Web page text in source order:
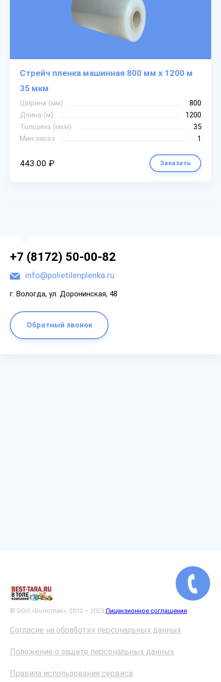
Стрейч пленка машинная 800 мм х 1200 м
35 мкм
Ширина (мм)
800
Длина (м)
1200
Толщина (мкм)
35
Мин.заказ
1
443.00 ₽ Заказать
+7 (8172) 50-00-82
info@polietilenplenka.ru
г. Вологда, ул. Доронинская, 48
Обратный звонок
© ООО «Вологпак», 2010 – 2025 Лицензионное соглашение
Согласие на обработку персональных данных
Положение о защите персональных данных
Правила использования сервиса